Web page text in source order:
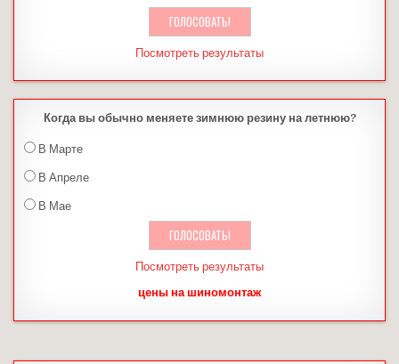
Посмотреть результаты
Когда вы обычно меняете зимнюю резину на летнюю?
В Марте
В Апреле
В Мае
Посмотреть результаты
цены на шиномонтаж